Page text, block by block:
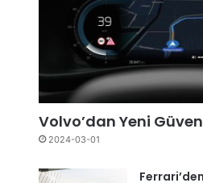
Volvo’dan Yeni
2024-03-01